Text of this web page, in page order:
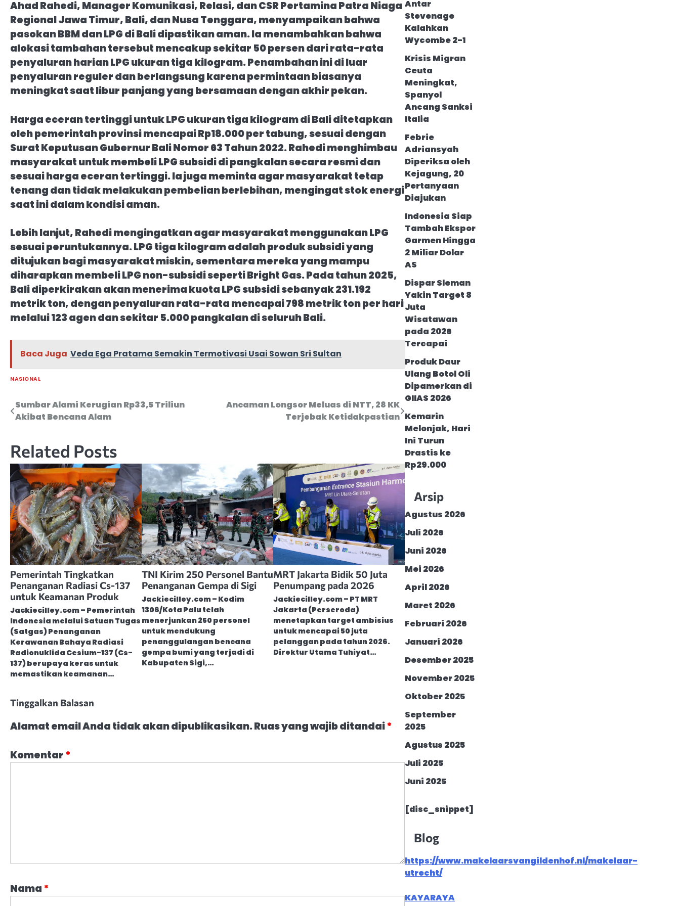
Ahad Rahedi, Manager Komunikasi, Relasi, dan CSR Pertamina Patra Niaga
Regional Jawa Timur, Bali, dan Nusa Tenggara, menyampaikan bahwa
pasokan BBM dan LPG di Bali dipastikan aman. Ia menambahkan bahwa
alokasi tambahan tersebut mencakup sekitar 50 persen dari rata-rata
penyaluran harian LPG ukuran tiga kilogram. Penambahan ini di luar
penyaluran reguler dan berlangsung karena permintaan biasanya
meningkat saat libur panjang yang bersamaan dengan akhir pekan.
Harga eceran tertinggi untuk LPG ukuran tiga kilogram di Bali ditetapkan
oleh pemerintah provinsi mencapai Rp18.000 per tabung, sesuai dengan
Surat Keputusan Gubernur Bali Nomor 63 Tahun 2022. Rahedi menghimbau
masyarakat untuk membeli LPG subsidi di pangkalan secara resmi dan
sesuai harga eceran tertinggi. Ia juga meminta agar masyarakat tetap
tenang dan tidak melakukan pembelian berlebihan, mengingat stok energi
saat ini dalam kondisi aman.
Lebih lanjut, Rahedi mengingatkan agar masyarakat menggunakan LPG
sesuai peruntukannya. LPG tiga kilogram adalah produk subsidi yang
ditujukan bagi masyarakat miskin, sementara mereka yang mampu
diharapkan membeli LPG non-subsidi seperti Bright Gas. Pada tahun 2025,
Bali diperkirakan akan menerima kuota LPG subsidi sebanyak 231.192
metrik ton, dengan penyaluran rata-rata mencapai 798 metrik ton per hari
melalui 123 agen dan sekitar 5.000 pangkalan di seluruh Bali.
Baca Juga Veda Ega Pratama Semakin Termotivasi Usai Sowan Sri Sultan
NASIONAL
Navigasi
Sumbar Alami Kerugian Rp33,5 Triliun
Akibat Bencana Alam
Ancaman Longsor Meluas di NTT, 28 KK
Terjebak Ketidakpastian
Related Posts
Pemerintah Tingkatkan
Penanganan Radiasi Cs-137
untuk Keamanan Produk
Jackiecilley.com – Pemerintah
Indonesia melalui Satuan Tugas
(Satgas) Penanganan
Kerawanan Bahaya Radiasi
Radionuklida Cesium-137 (Cs-
137) berupaya keras untuk
memastikan keamanan…
TNI Kirim 250 Personel Bantu
Penanganan Gempa di Sigi
Jackiecilley.com – Kodim
1306/Kota Palu telah
menerjunkan 250 personel
untuk mendukung
penanggulangan bencana
gempa bumi yang terjadi di
Kabupaten Sigi,…
MRT Jakarta Bidik 50 Juta
Penumpang pada 2026
Jackiecilley.com – PT MRT
Jakarta (Perseroda)
menetapkan target ambisius
untuk mencapai 50 juta
pelanggan pada tahun 2026.
Direktur Utama Tuhiyat…
Tinggalkan Balasan
Alamat email Anda tidak akan dipublikasikan.Ruas yang wajib ditandai*
Komentar*
Nama*
Antar
Stevenage
Kalahkan
Wycombe 2-1
Krisis Migran
Ceuta
Meningkat,
Spanyol
Ancang Sanksi
Italia
Febrie
Adriansyah
Diperiksa oleh
Kejagung, 20
Pertanyaan
Diajukan
Indonesia Siap
Tambah Ekspor
Garmen Hingga
2 Miliar Dolar
AS
Dispar Sleman
Yakin Target 8
Juta
Wisatawan
pada 2026
Tercapai
Produk Daur
Ulang Botol Oli
Dipamerkan di
GIIAS 2026
Kemarin
Melonjak, Hari
Ini Turun
Drastis ke
Rp29.000
Arsip
Agustus 2026
Juli 2026
Juni 2026
Mei 2026
April 2026
Maret 2026
Februari 2026
Januari 2026
Desember 2025
November 2025
Oktober 2025
September
2025
Agustus 2025
Juli 2025
Juni 2025
[disc_snippet]
Blog
https://www.makelaarsvangildenhof.nl/makelaar-
utrecht/
KAYARAYA